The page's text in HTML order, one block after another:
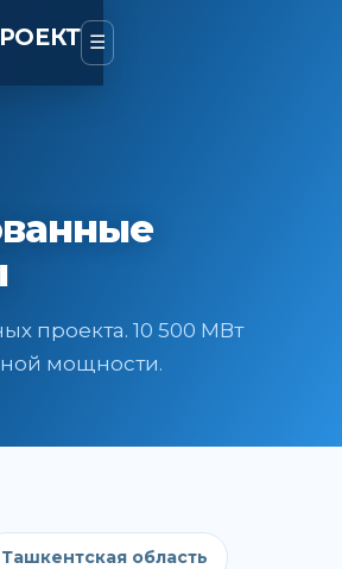
☰
проекта. 10 500 МВт
мощности.
Ташкентская область